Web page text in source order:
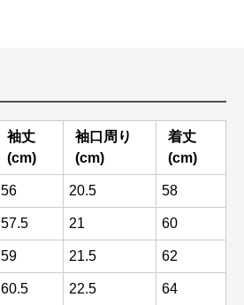
袖丈
(cm)
袖口周り
(cm)
着丈
(cm)
56 20.5 58
57.5 21 60
59 21.5 62
60.5 22.5 64